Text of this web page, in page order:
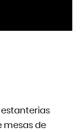
estanterias
mesas de